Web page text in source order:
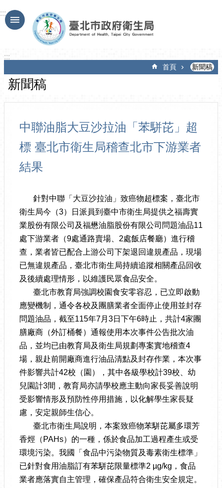
跳到主要內容區塊
:::
:::
首頁 新聞稿
新聞稿
中聯油脂大豆沙拉油「苯駢芘」超
標 臺北市衛生局稽查北市下游業者
結果
針對中聯「大豆沙拉油」致癌物超標案，臺北市
衛生局今（3）日派員到臺中市衛生局提供之福壽實
業股份有限公司及福懋油脂股份有限公司問題油品11
處下游業者（9處通路賣場、2處飯店餐廳）進行稽
查，業者皆已配合上游公司下架退回違規產品，現場
已無違規產品，臺北市衛生局持續追蹤相關產品回收
及後續處理情形，以維護民眾食品安全。
臺北市教育局強調校園食安零容忍，已立即啟動
應變機制，通令各校及團膳業者全面停止使用並封存
問題油品，截至115年7月3日下午6時止，共計4家團
膳廠商（外訂桶餐）通報使用本次事件公告批次油
品，並均已由教育局及衛生局規劃專案實地稽查4
場，親赴前開廠商進行油品清點及封存作業，本次事
件影響共計42校（園），其中各級學校計39校、幼
兒園計3間，教育局亦請學校應主動向家長妥善說明
受影響情形及預防性停用措施，以化解學生家長疑
慮，安定親師生信心。
臺北市衛生局說明，本案致癌物苯駢芘屬多環芳
香烴（PAHs）的一種，係於食品加工過程產生或受
環境污染。我國「食品中污染物質及毒素衛生標準」
已針對食用油脂訂有苯駢芘限量標準2 µg/kg，食品
業者應落實自主管理，確保產品符合衛生安全規定。